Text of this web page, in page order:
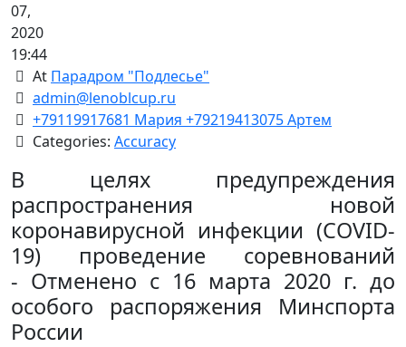
07,
2020
19:44
At Парадром "Подлесье"
admin@lenoblcup.ru
+79119917681 Мария +79219413075 Артем
Categories: Accuracy
В целях предупреждения
распространения новой
коронавирусной инфекции (COVID-
19) проведение соревнований
- Отменено с 16 марта 2020 г. до
особого распоряжения Минспорта
России